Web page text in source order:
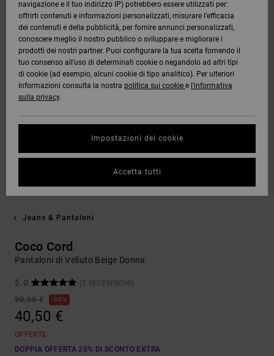
Jeans & Pantaloni
Coco Cord
Pantaloni di Velluto Beige Donna
5.0
(3 RECENSIONI)
90,00 €
55%
40,50 €
OFFERTE
DOPPIA OFFERTA 25% DI SCONTO EXTRA
navigazione e il tuo indirizzo IP) potrebbero essere utilizzati per:
offrirti contenuti e informazioni personalizzati, misurare l’efficacia
dei contenuti e della pubblicità, per fornire annunci personalizzati,
conoscere meglio il nostro pubblico o sviluppare e migliorare i
prodotti dei nostri partner. Puoi configurare la tua scelta fornendo il
tuo consenso all’uso di determinati cookie o negandolo ad altri tipi
di cookie (ad esempio, alcuni cookie di tipo analitico). Per ulteriori
informazioni consulta la nostra politica sui cookie e l'informativa
sulla privacy.
Impostazioni dei cookie
Accetta tutti